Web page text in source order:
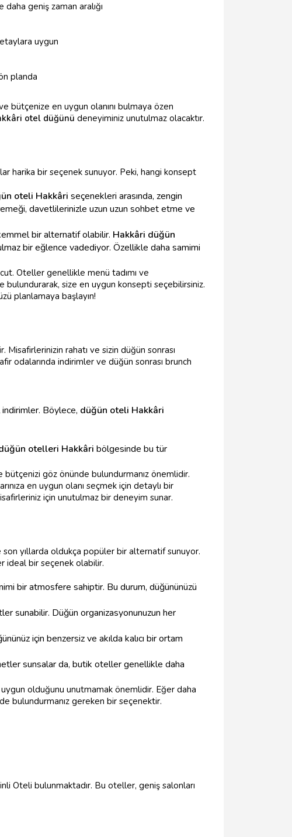
geniş zaman aralığı
uygun
planda
bütçenize en uygun olanını bulmaya özen
otel düğünü deneyiminiz unutulmaz olacaktır.
harika bir seçenek sunuyor. Peki, hangi konsept
oteli Hakkâri seçenekleri arasında, zengin
davetlilerinizle uzun uzun sohbet etme ve
bir alternatif olabilir. Hakkâri düğün
bir eğlence vadediyor. Özellikle daha samimi
Oteller genellikle menü tadımı ve
size en uygun konsepti seçebilirsiniz.
planlamaya başlayın!
rahatı ve sizin düğün sonrası
odalarında indirimler ve düğün sonrası brunch
Böylece, düğün oteli Hakkâri
otelleri Hakkâri bölgesinde bu tür
bütçenizi göz önünde bulundurmanız önemlidir.
en uygun olanı seçmek için detaylı bir
için unutulmaz bir deneyim sunar.
yıllarda oldukça popüler bir alternatif sunuyor.
ideal bir seçenek olabilir.
bir atmosfere sahiptir. Bu durum, düğününüzü
sunabilir. Düğün organizasyonunuzun her
için benzersiz ve akılda kalıcı bir ortam
sunsalar da, butik oteller genellikle daha
olduğunu unutmamak önemlidir. Eğer daha
bulundurmanız gereken bir seçenektir.
Oteli bulunmaktadır. Bu oteller, geniş salonları